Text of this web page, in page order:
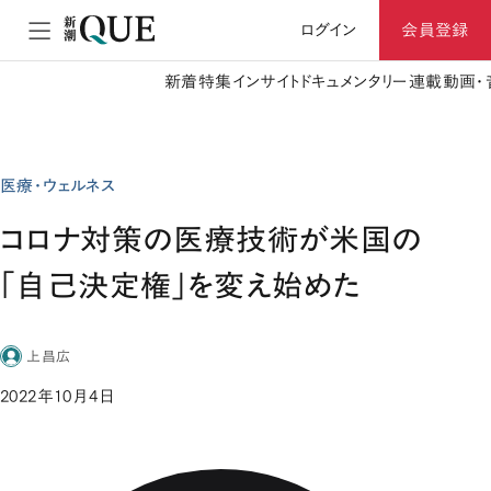
ログイン 会員登録
新着特集 インサイト ドキュメンタリー 連載動画
医療・ウェルネス
コロナ対策の医療技術が米国の
「自己決定権」を変え始めた
上昌広
2022年10月4日